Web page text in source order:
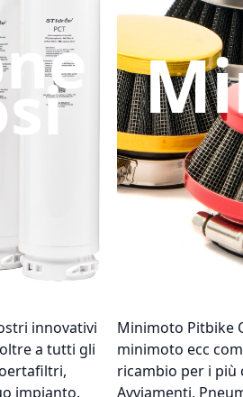
innovativi
a tutti gli
impianto.
Minimoto Pitbike
minimoto ecc
ricambio per i più
Avviamenti,